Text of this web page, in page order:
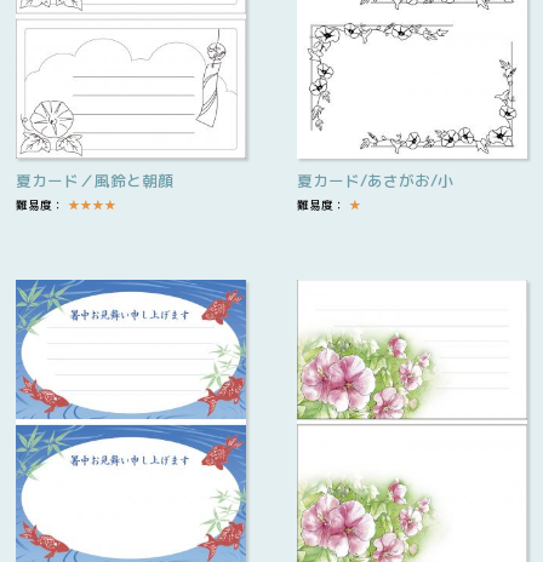
夏カード／風鈴と朝顔
難易度： ★★★★
夏カード/あさがお/小
難易度： ★